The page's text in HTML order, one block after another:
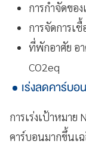
การกำจัดขอ
การจัดการเ
ที่พักอาศัย อ
CO2eq
เร่งลดคาร์บ
การเร่งเป้าหมา
คาร์บอนมากขึ้นเ